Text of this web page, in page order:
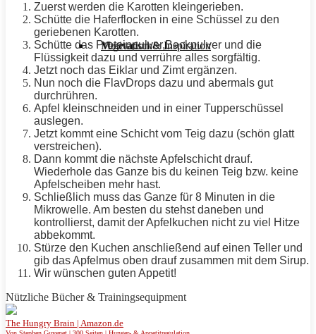
Motivation & Inspiration
Vegetarisch
Zuerst werden die Karotten kleingerieben.
Schütte die Haferflocken in eine Schüssel zu den
geriebenen Karotten.
Schütte das Proteinpulver,Backpulver und die
Flüssigkeit dazu und verrühre alles sorgfältig.
Jetzt noch das Eiklar und Zimt ergänzen.
Nun noch die FlavDrops dazu und abermals gut
durchrühren.
Apfel kleinschneiden und in einer Tupperschüssel
auslegen.
Jetzt kommt eine Schicht vom Teig dazu (schön glatt
verstreichen).
Dann kommt die nächste Apfelschicht drauf.
Wiederhole das Ganze bis du keinen Teig bzw. keine
Apfelscheiben mehr hast.
Schließlich muss das Ganze für 8 Minuten in die
Mikrowelle. Am besten du stehst daneben und
kontrollierst, damit der Apfelkuchen nicht zu viel Hitze
abbekommt.
Stürze den Kuchen anschließend auf einen Teller und
gib das Apfelmus oben drauf zusammen mit dem Sirup.
Wir wünschen guten Appetit!
Nützliche Bücher & Trainingsequipment
The Hungry Brain | Amazon.de